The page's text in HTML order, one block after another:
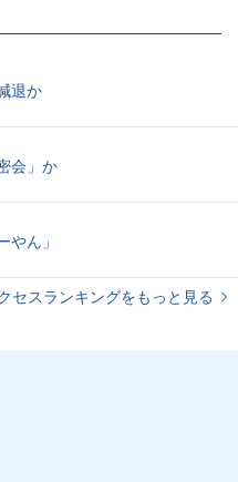
退か
会」か
ん」
セスランキングをもっと見る